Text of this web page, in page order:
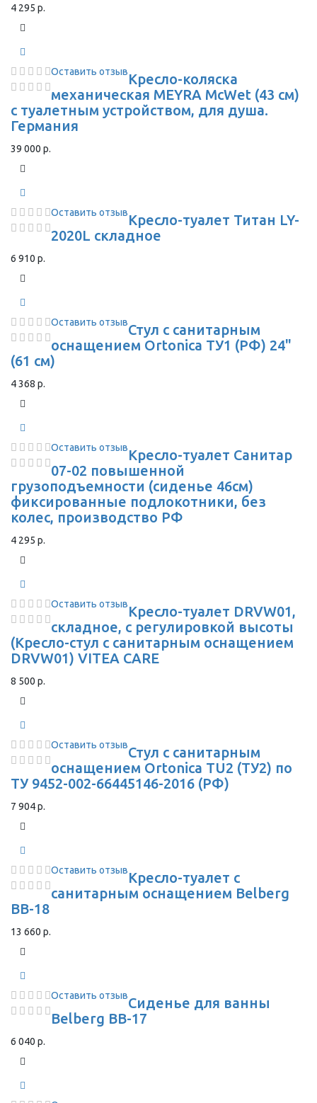
4 295 р.
Оставить отзывКресло-коляска
механическая MEYRA McWet (43 см)
с туалетным устройством, для душа.
Германия
39 000 р.
Оставить отзывКресло-туалет Титан LY-
2020L складное
6 910 р.
Оставить отзывСтул с санитарным
оснащением Ortonica ТУ1 (РФ) 24"
(61 см)
4 368 р.
Оставить отзывКресло-туалет Санитар
07-02 повышенной
грузоподъемности (сиденье 46см)
фиксированные подлокотники, без
колес, производство РФ
4 295 р.
Оставить отзывКресло-туалет DRVW01,
складное, с регулировкой высоты
(Кресло-стул с санитарным оснащением
DRVW01) VITEA CARE
8 500 р.
Оставить отзывСтул с санитарным
оснащением Ortonica TU2 (ТУ2) по
ТУ 9452-002-66445146-2016 (РФ)
7 904 р.
Оставить отзывКресло-туалет с
санитарным оснащением Belberg
BB-18
13 660 р.
Оставить отзывСиденье для ванны
Belberg BB-17
6 040 р.